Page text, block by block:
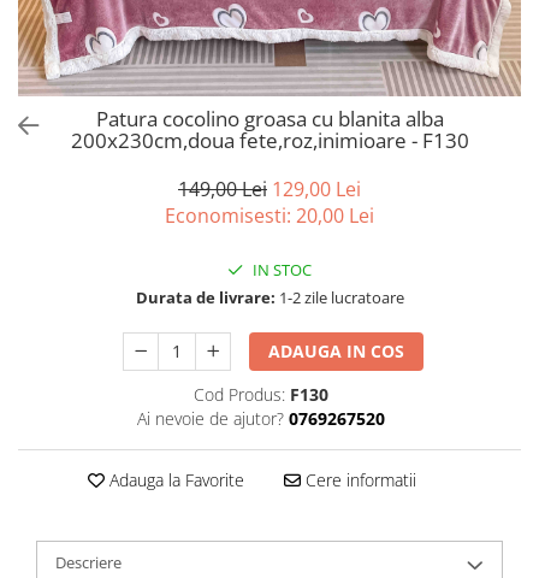
Bumbac satinat
Bumbac policoton
Compatibile cu saltea
90x200cm
100x200cm
Tipul cearceafului de pat
Normal - fara elastic
Galbena
Patura cocolino groasa cu blanita alba
200x230cm,doua fete,roz,inimioare - F130
149,00 Lei 129,00 Lei
Economisesti: 20,00 Lei
IN STOC
Durata de livrare: 1-2 zile lucratoare
ADAUGA IN COS
Cod Produs: F130
Ai nevoie de ajutor? 0769267520
Adauga la Favorite Cere informatii
Descriere